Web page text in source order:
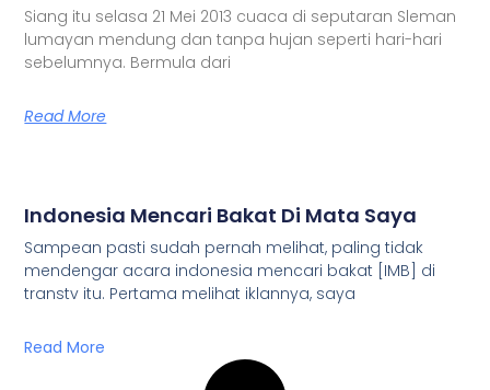
Siang itu selasa 21 Mei 2013 cuaca di seputaran Sleman
lumayan mendung dan tanpa hujan seperti hari-hari
sebelumnya. Bermula dari
Read More
Indonesia Mencari Bakat Di Mata Saya
Sampean pasti sudah pernah melihat, paling tidak
mendengar acara indonesia mencari bakat [IMB] di
transtv itu. Pertama melihat iklannya, saya
Read More